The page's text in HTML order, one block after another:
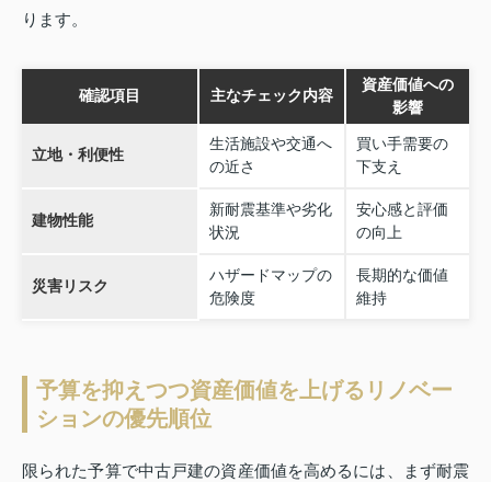
ります。
確認項目 主なチェック内容
資産価値への
影響
立地・利便性
生活施設や交通へ
の近さ
買い手需要の
下支え
建物性能
新耐震基準や劣化
状況
安心感と評価
の向上
災害リスク
ハザードマップの
危険度
長期的な価値
維持
予算を抑えつつ資産価値を上げるリノベー
ションの優先順位
限られた予算で中古戸建の資産価値を高めるには、まず耐震